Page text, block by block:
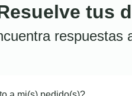
tus
respuestas